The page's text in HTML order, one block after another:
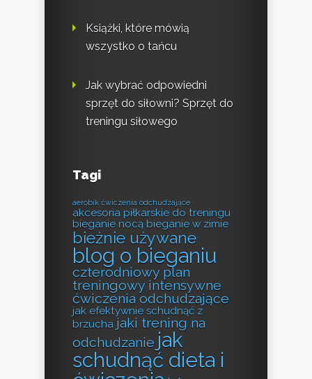
Książki, które mówią
wszystko o tańcu
Jak wybrać odpowiedni
sprzęt do siłowni? Sprzęt do
treningu siłowego
Tagi
aerobik ćwiczenia odchudzające
akcesoria piłkarskie do treningu
bieganie nocą bieganie w zimie
bieżnie używane
blog o bieganiu
czterodniowy plan
treningowy intensywne
ćwiczenia odchudzające
jak efektywnie schudnąć z
brzucha jaki trening na
odchudzanie jak
schudnąć dieta i